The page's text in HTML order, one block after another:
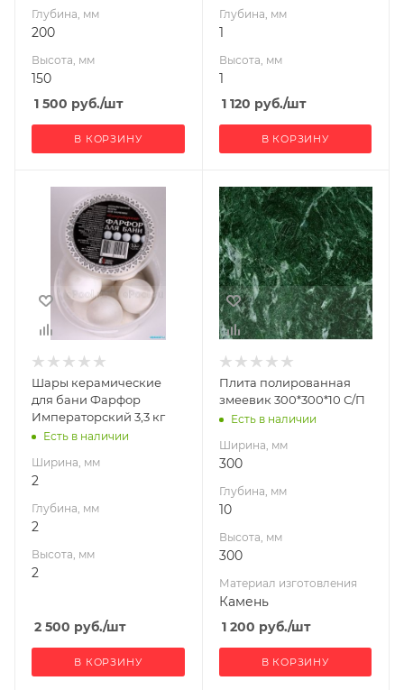
Глубина, мм
200
Высота, мм
150
1 500 руб./шт
В КОРЗИНУ
Глубина, мм
1
Высота, мм
1
1 120 руб./шт
В КОРЗИНУ
Ширина, мм
Глубина, мм
Высота, мм
Шары керамические
для бани Фарфор
Императорский 3,3 кг
Есть в наличии
Ширина, мм
2
Глубина, мм
2
Высота, мм
2
2 500 руб./шт
В КОРЗИНУ
Ширина, мм
300
Глубина, мм
10
Высота, мм
300
Материал
Камень
Габариты В*Ш*Г мм
300x300x10
Плита полированная
змеевик 300*300*10 С/П
Есть в наличии
Ширина, мм
300
Глубина, мм
10
Высота, мм
300
Материал изготовления
Камень
1 200 руб./шт
В КОРЗИНУ